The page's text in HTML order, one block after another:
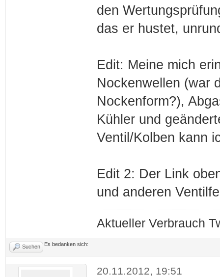
den
das er hustet,
Edit: Meine mich
Nockenwellen (war
Nockenform?),
Kühler und
Ventil/Kolben kann
Edit 2: Der Link
und anderen
Aktueller Verbrauch
Suchen Es bedanken sich:
20.11.2012, 19:51